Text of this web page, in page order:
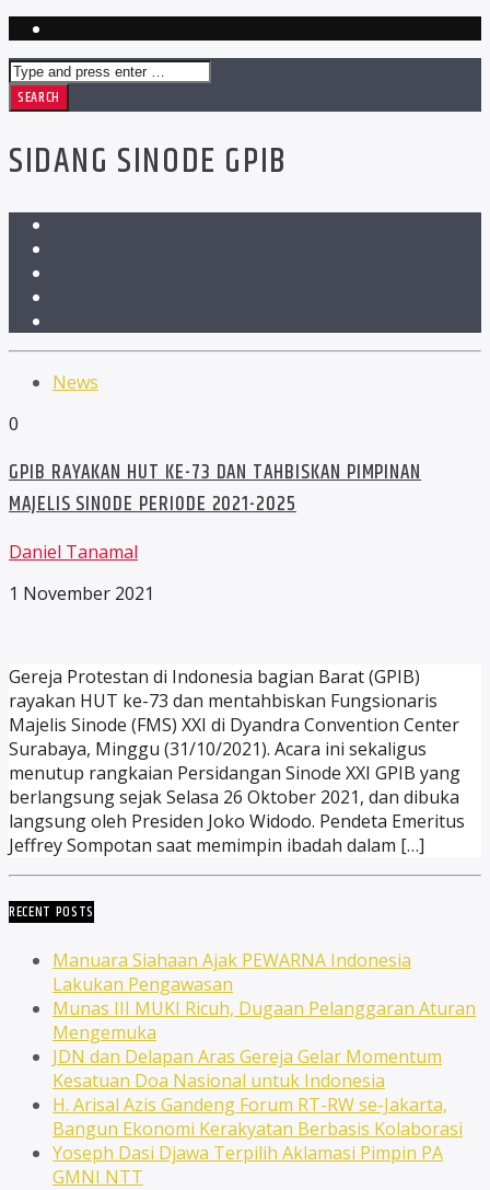
SIDANG SINODE GPIB
News
0
GPIB RAYAKAN HUT KE-73 DAN TAHBISKAN PIMPINAN
MAJELIS SINODE PERIODE 2021-2025
Daniel Tanamal
1 November 2021
Gereja Protestan di Indonesia bagian Barat (GPIB)
rayakan HUT ke-73 dan mentahbiskan Fungsionaris
Majelis Sinode (FMS) XXI di Dyandra Convention Center
Surabaya, Minggu (31/10/2021). Acara ini sekaligus
menutup rangkaian Persidangan Sinode XXI GPIB yang
berlangsung sejak Selasa 26 Oktober 2021, dan dibuka
langsung oleh Presiden Joko Widodo. Pendeta Emeritus
Jeffrey Sompotan saat memimpin ibadah dalam […]
RECENT POSTS
Manuara Siahaan Ajak PEWARNA Indonesia
Lakukan Pengawasan
Munas III MUKI Ricuh, Dugaan Pelanggaran Aturan
Mengemuka
JDN dan Delapan Aras Gereja Gelar Momentum
Kesatuan Doa Nasional untuk Indonesia
H. Arisal Azis Gandeng Forum RT-RW se-Jakarta,
Bangun Ekonomi Kerakyatan Berbasis Kolaborasi
Yoseph Dasi Djawa Terpilih Aklamasi Pimpin PA
GMNI NTT